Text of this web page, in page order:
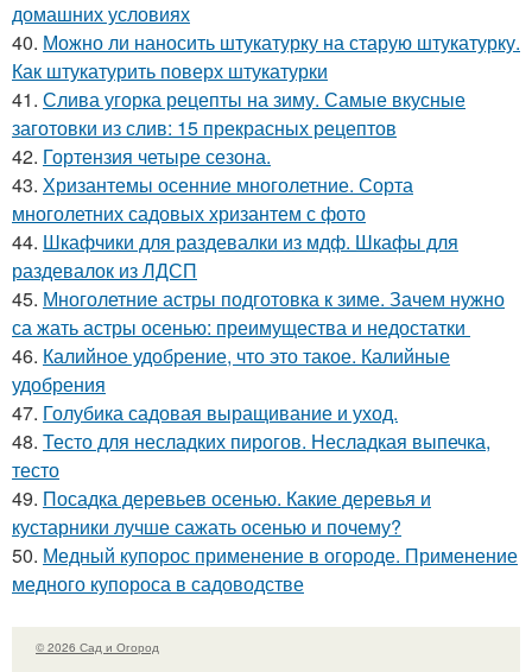
домашних условиях
40. Можно ли наносить штукатурку на старую штукатурку.
Как штукатурить поверх штукатурки
41. Слива угорка рецепты на зиму. Самые вкусные
заготовки из слив: 15 прекрасных рецептов
42. Гортензия четыре сезона.
43. Хризантемы осенние многолетние. Сорта
многолетних садовых хризантем с фото
44. Шкафчики для раздевалки из мдф. Шкафы для
раздевалок из ЛДСП
45. Многолетние астры подготовка к зиме. Зачем нужно
са жать астры осенью: преимущества и недостатки
46. Калийное удобрение, что это такое. Калийные
удобрения
47. Голубика садовая выращивание и уход.
48. Тесто для несладких пирогов. Несладкая выпечка,
тесто
49. Посадка деревьев осенью. Какие деревья и
кустарники лучше сажать осенью и почему?
50. Медный купорос применение в огороде. Применение
медного купороса в садоводстве
© 2026 Сад и Огород